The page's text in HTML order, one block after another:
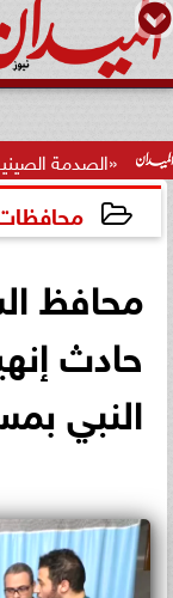
2.0»... ما الذي تغير فعلا؟
محافظ
حادث
النبي